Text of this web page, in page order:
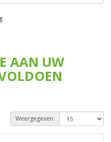
AAN UW
Weergegeven: